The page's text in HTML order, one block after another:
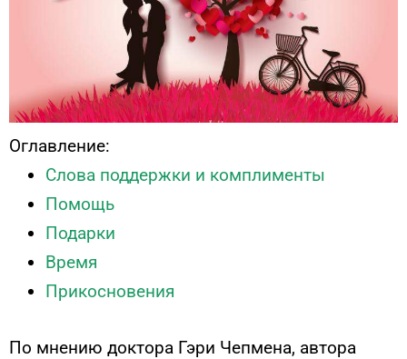
Оглавление:
Слова поддержки и комплименты
Помощь
Подарки
Время
Прикосновения
По мнению доктора Гэри Чепмена, автора